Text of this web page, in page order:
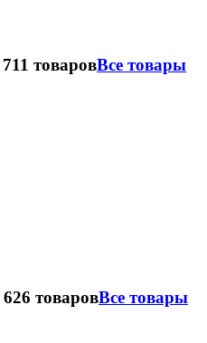
711 товаровВсе товары
626 товаровВсе товары